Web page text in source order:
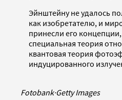
Эйнштейну не удалось
как изобретателю, и
принесли его
специальная теория
квантовая теория
индуцированного
Fotobank·Getty Images